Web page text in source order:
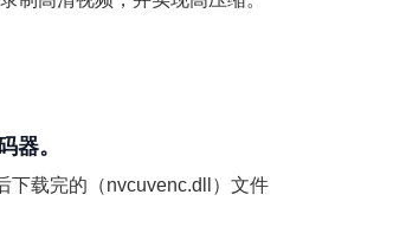
器。
下载完的（nvcuvenc.dll）文件